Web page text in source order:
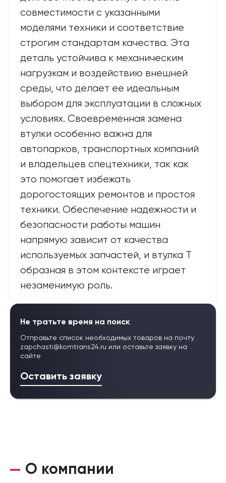
совместимости с указанными
моделями техники и соответствие
строгим стандартам качества. Эта
деталь устойчива к механическим
нагрузкам и воздействию внешней
среды, что делает ее идеальным
выбором для эксплуатации в сложных
условиях. Своевременная замена
втулки особенно важна для
автопарков, транспортных компаний
и владельцев спецтехники, так как
это помогает избежать
дорогостоящих ремонтов и простоя
техники. Обеспечение надежности и
безопасности работы машин
напрямую зависит от качества
используемых запчастей, и втулка Т
образная в этом контексте играет
незаменимую роль.
Не тратьте время на поиск
Отправьте список необходимых товаров на почту
zapchasti@komtrans24.ru или оставьте заявку на
сайте
Оставить заявку
О компании